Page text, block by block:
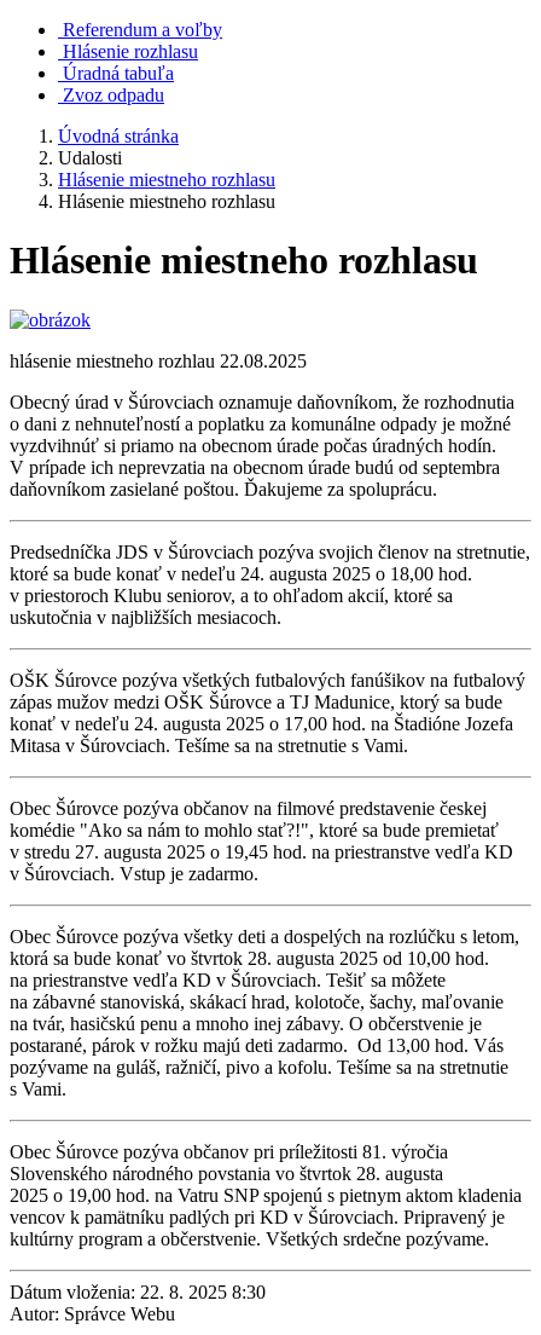
Referendum a voľby
Hlásenie rozhlasu
Úradná tabuľa
Zvoz odpadu
Úvodná stránka
Udalosti
Hlásenie miestneho rozhlasu
Hlásenie miestneho rozhlasu
Hlásenie miestneho rozhlasu
hlásenie miestneho rozhlau 22.08.2025
Obecný úrad v Šúrovciach oznamuje daňovníkom, že rozhodnutia
o dani z nehnuteľností a poplatku za komunálne odpady je možné
vyzdvihnúť si priamo na obecnom úrade počas úradných hodín.
V prípade ich neprevzatia na obecnom úrade budú od septembra
daňovníkom zasielané poštou. Ďakujeme za spoluprácu.
Predsedníčka JDS v Šúrovciach pozýva svojich členov na stretnutie,
ktoré sa bude konať v nedeľu 24. augusta 2025 o 18,00 hod.
v priestoroch Klubu seniorov, a to ohľadom akcií, ktoré sa
uskutočnia v najbližších mesiacoch.
OŠK Šúrovce pozýva všetkých futbalových fanúšikov na futbalový
zápas mužov medzi OŠK Šúrovce a TJ Madunice, ktorý sa bude
konať v nedeľu 24. augusta 2025 o 17,00 hod. na Štadióne Jozefa
Mitasa v Šúrovciach. Tešíme sa na stretnutie s Vami.
Obec Šúrovce pozýva občanov na filmové predstavenie českej
komédie "Ako sa nám to mohlo stať?!", ktoré sa bude premietať
v stredu 27. augusta 2025 o 19,45 hod. na priestranstve vedľa KD
v Šúrovciach. Vstup je zadarmo.
Obec Šúrovce pozýva všetky deti a dospelých na rozlúčku s letom,
ktorá sa bude konať vo štvrtok 28. augusta 2025 od 10,00 hod.
na priestranstve vedľa KD v Šúrovciach. Tešiť sa môžete
na zábavné stanoviská, skákací hrad, kolotoče, šachy, maľovanie
na tvár, hasičskú penu a mnoho inej zábavy. O občerstvenie je
postarané, párok v rožku majú deti zadarmo. Od 13,00 hod. Vás
pozývame na guláš, ražničí, pivo a kofolu. Tešíme sa na stretnutie
s Vami.
Obec Šúrovce pozýva občanov pri príležitosti 81. výročia
Slovenského národného povstania vo štvrtok 28. augusta
2025 o 19,00 hod. na Vatru SNP spojenú s pietnym aktom kladenia
vencov k pamätníku padlých pri KD v Šúrovciach. Pripravený je
kultúrny program a občerstvenie. Všetkých srdečne pozývame.
Dátum vloženia: 22. 8. 2025 8:30
Autor: Správce Webu